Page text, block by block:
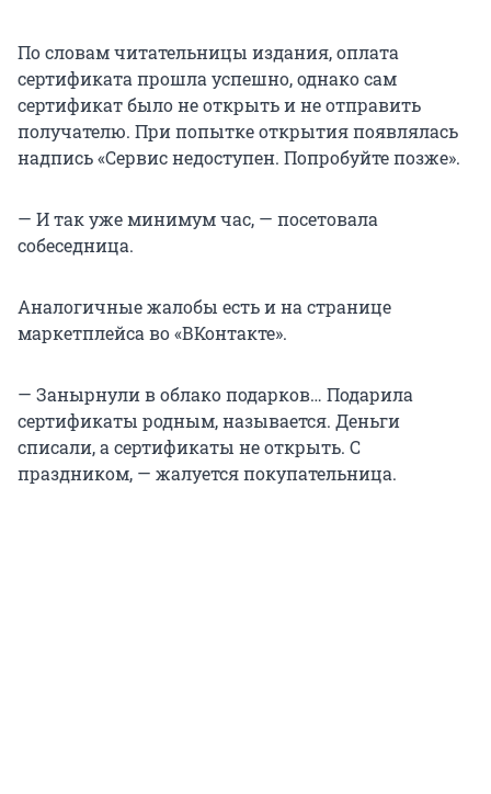
По словам читательницы издания, оплата
сертификата прошла успешно, однако сам
сертификат было не открыть и не отправить
получателю. При попытке открытия появлялась
надпись «Сервис недоступен. Попробуйте позже».
— И так уже минимум час, — посетовала
собеседница.
Аналогичные жалобы есть и на странице
маркетплейса во «ВКонтакте».
— Занырнули в облако подарков… Подарила
сертификаты родным, называется. Деньги
списали, а сертификаты не открыть. С
праздником, — жалуется покупательница.